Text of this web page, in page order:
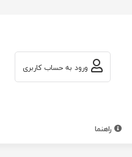
ورود به حساب کاربری
راهنما